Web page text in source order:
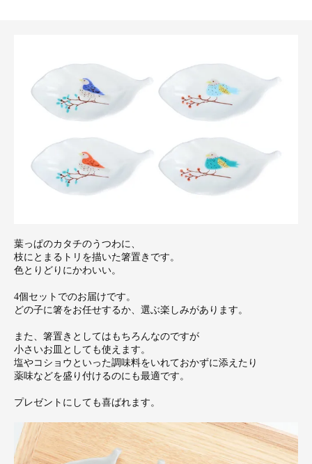
葉っぱのカタチのうつわに、
枝にとまるトリを描いた箸置きです。
色とりどりにかわいい。
4個セットでのお届けです。
どの子に箸をお任せするか、選ぶ楽しみがあります。
また、箸置きとしてはもちろんなのですが
小さいお皿としても使えます。
塩やコショウといった調味料をいれておかずに添えたり
薬味などを盛り付けるのにも最適です。
プレゼントにしても喜ばれます。